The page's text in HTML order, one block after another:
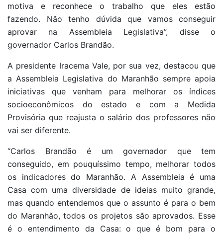
motiva e reconhece o trabalho que eles estão
fazendo. Não tenho dúvida que vamos conseguir
aprovar na Assembleia Legislativa”, disse o
governador Carlos Brandão.
A presidente Iracema Vale, por sua vez, destacou que
a Assembleia Legislativa do Maranhão sempre apoia
iniciativas que venham para melhorar os índices
socioeconômicos do estado e com a Medida
Provisória que reajusta o salário dos professores não
vai ser diferente.
“Carlos Brandão é um governador que tem
conseguido, em pouquíssimo tempo, melhorar todos
os indicadores do Maranhão. A Assembleia é uma
Casa com uma diversidade de ideias muito grande,
mas quando entendemos que o assunto é para o bem
do Maranhão, todos os projetos são aprovados. Esse
é o entendimento da Casa: o que é bom para o